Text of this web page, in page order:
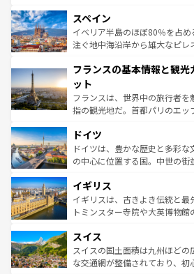
ろん、トスカーナの美しい田園
景など、自然景観も見逃せない
ピザやパスタなど、絶品のイタ
ませてくれるイタリアで、忘れ
なお、新着のイタリア情報は
しい。
スペイン
イベリア半島のほぼ80％を占
注ぐ地中海沿岸から雄大なピレ
文化が根付くこの国では、情熱
れる闘牛、そして美味しいタパ
る。首都マドリードの洗練され
アートに溢れた街角から、地方
せる。地方によって風土や気候
性で訪れ
ンテンツ一覧を参照してほしい
フランスの基本情報と観
ット
フランスは、世界中の旅行者
指の観光地だ。首都パリのエッ
で、幅広い魅力が詰まっている
聖堂、美しいビーチ、そして
から魅了する。また、フランス
いる。シャンパンの発祥地であ
香り高いラベンダー畑など、多
らに、パリ以外の地域にも魅力
れる地方に足を運ぶとそれぞれ
きるだろう。 なお、新着
を参照してほしい。
ドイツ
ドイツは、豊かな歴史と多彩
の中心に位置する国。中世の街
顔を持つこの国は、どこを歩い
ルリンの文化的活気、バイエル
してライン川沿いのワイン畑と
は、お酒好きな人にはぜひ体験してほし
ドイツ情報はコンテンツ一覧を
イギリス
イギリスは、古きよき伝統と最
トミンスター寺院や大英博物館
リアごとに異なる魅力がある。
ティー、ビール好きにはたま
戦など、本場だからこそできる
スイス
スイスの国土面積は九州ほど
な交通網が整備されており、初